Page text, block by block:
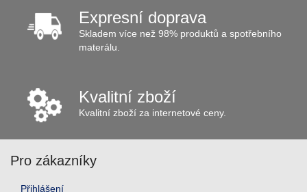
Expresní doprava
Skladem více než 98% produktů a spotřebního
materálu.
Kvalitní zboží
Kvalitní zboží za internetové ceny.
Pro zákazníky
Přihlášení